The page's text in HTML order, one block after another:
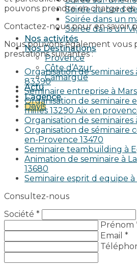
Soirée au bord
Soirée dans un
Soirée dans un
Nos activités
Nos Destinations
Provence
Côte d’Azur
Camargue
Actu
L’agence
Devis
pouvons prendre en charge ces
Contactez-nous pour en savoir
Nous pouvons également vous
prestations suivantes :
Organisation de
83390
Seminaire entreprise à
Organisation de seminaire
milles 13290 Aix en
Organisation de seminaires
Organisation de séminaire
en-Provence 13470
Seminaire teambuilding à
Animation de seminaire à
13680
Seminaire esprit d equipe à
Consultez-nous
Société *
Prénom
Email *